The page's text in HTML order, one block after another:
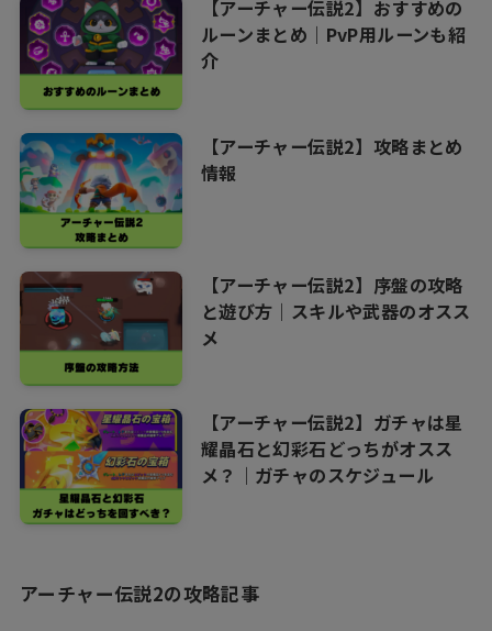
【アーチャー伝説2】おすすめの
ルーンまとめ｜PvP用ルーンも紹
介
【アーチャー伝説2】攻略まとめ
情報
【アーチャー伝説2】序盤の攻略
と遊び方｜スキルや武器のオスス
メ
【アーチャー伝説2】ガチャは星
耀晶石と幻彩石どっちがオスス
メ？｜ガチャのスケジュール
アーチャー伝説2の攻略記事